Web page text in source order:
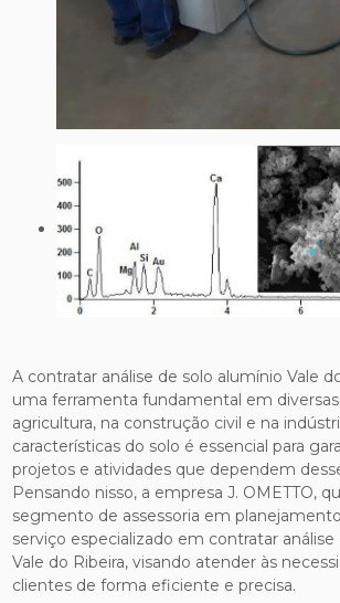
A contratar análise de solo alumínio Vale
uma ferramenta fundamental em
agricultura, na construção civil e na
características do solo é essencial para
projetos e atividades que dependem
Pensando nisso, a empresa J. OMETTO,
segmento de assessoria em
serviço especializado em contratar
Vale do Ribeira, visando atender às
clientes de forma eficiente e precisa.